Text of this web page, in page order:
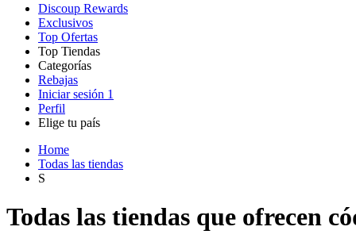
Discoup Rewards
Exclusivos
Top Ofertas
Top Tiendas
Categorías
Rebajas
Iniciar sesión 1
Perfil
Elige tu país
Home
Todas las tiendas
S
Todas las tiendas que ofrecen